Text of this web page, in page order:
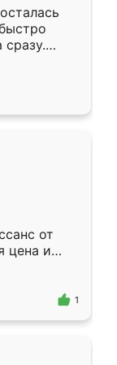
сразу.
к
Собрали
даже
от
цена и
1